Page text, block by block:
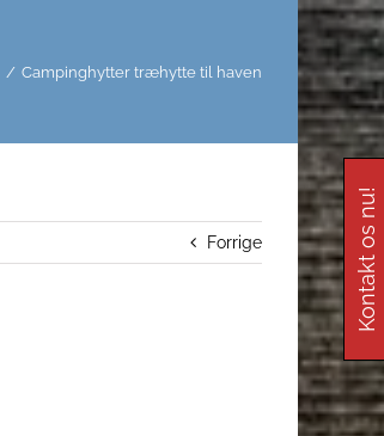
/ Campinghytter træhytte til haven
Forrige Kontakt os nu!